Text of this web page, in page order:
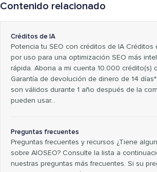
Contenido relacionado
Créditos de IA
Potencia tu SEO con créditos de IA Créditos
por uso para una optimización SEO más
rápida. Abona a mi cuenta 10.000 crédito(s)
Garantía de devolución de dinero de 14
son válidos durante 1 año después de la
pueden usar...
Preguntas frecuentes
Preguntas frecuentes y recursos ¿Tiene
sobre AIOSEO? Consulte la lista a
nuestras preguntas más frecuentes. Si su